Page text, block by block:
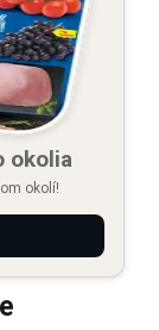
okolia
okolí!